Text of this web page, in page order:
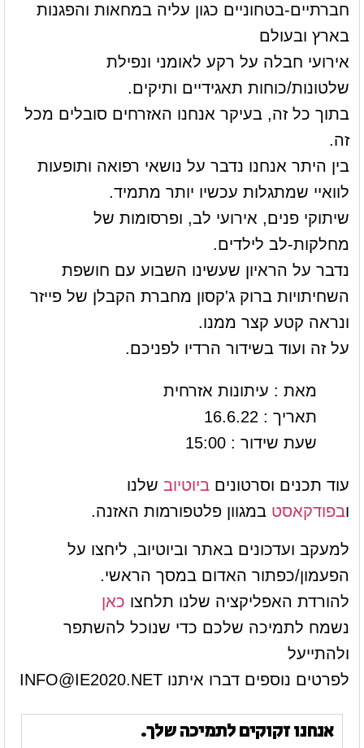
חברתיים-בטחוניים כגון עליה במחאות והפגנות
בארץ ובעולם
אירועי חבלה על רקע לאומני ונפילת
שלטונות/כוחות תאגידיים ותיקים.
בתוך כל זה, בעיקר אנחנו האזרחים סובלים מכל
זה.
בין היתר אנחנו נדבר על נושאי רפואה ותופעות
לוואיי שמתגלות עכשיו יותר מתמיד.
שיתוקי פנים, אירועי לב, ופרסומות של
מחלקות-לב לילדים.
נדבר על הראיון שעשינו השבוע עם חושפת
השחיתויות ברוק ג'קסון מחברת הקבלן של פייזר
ונראה קטע קצר ממנו.
על זה ועוד בשידור הרדיו לפניכם.
מאת : עיתונות אזרחית
תאריך : 16.6.22
שעת שידור : 15:00
עוד תכנים וסרטונים ביוטיוב שלנו
ובפודקאסט במגוון פלטפורמות האזנה.
למעקב ועדכונים באתר וביוטיוב, ליחצו על
הפעמון/כפתור האדום במסך הראשי.
להורדת האפליקציה שלנו תלחצו כאן
נשמח לתמיכה שלכם כדי שנוכל להשתפר
ולהתייעל
לפרטים נוספים דברו איתנו INFO@IE2020.NET
אנחנו זקוקים לתמיכה שלך.